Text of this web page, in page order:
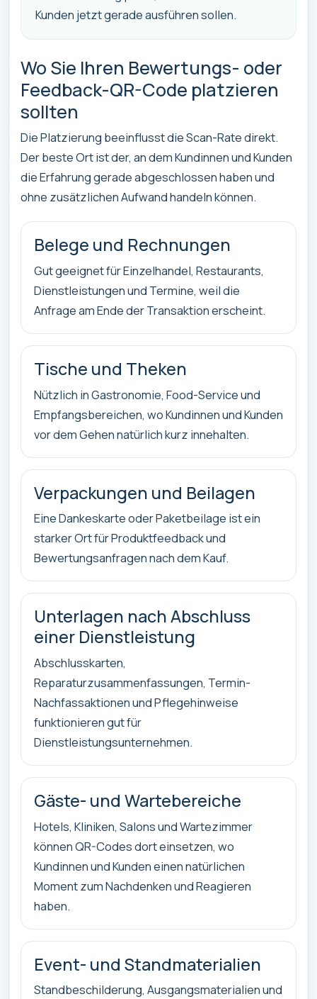
Kunden jetzt gerade ausführen sollen.
Wo Sie Ihren Bewertungs- oder
Feedback-QR-Code platzieren
sollten
Die Platzierung beeinflusst die Scan-Rate direkt.
Der beste Ort ist der, an dem Kundinnen und Kunden
die Erfahrung gerade abgeschlossen haben und
ohne zusätzlichen Aufwand handeln können.
Belege und Rechnungen
Gut geeignet für Einzelhandel, Restaurants,
Dienstleistungen und Termine, weil die
Anfrage am Ende der Transaktion erscheint.
Tische und Theken
Nützlich in Gastronomie, Food-Service und
Empfangsbereichen, wo Kundinnen und Kunden
vor dem Gehen natürlich kurz innehalten.
Verpackungen und Beilagen
Eine Dankeskarte oder Paketbeilage ist ein
starker Ort für Produktfeedback und
Bewertungsanfragen nach dem Kauf.
Unterlagen nach Abschluss
einer Dienstleistung
Abschlusskarten,
Reparaturzusammenfassungen, Termin-
Nachfassaktionen und Pflegehinweise
funktionieren gut für
Dienstleistungsunternehmen.
Gäste- und Wartebereiche
Hotels, Kliniken, Salons und Wartezimmer
können QR-Codes dort einsetzen, wo
Kundinnen und Kunden einen natürlichen
Moment zum Nachdenken und Reagieren
haben.
Event- und Standmaterialien
Standbeschilderung, Ausgangsmaterialien und